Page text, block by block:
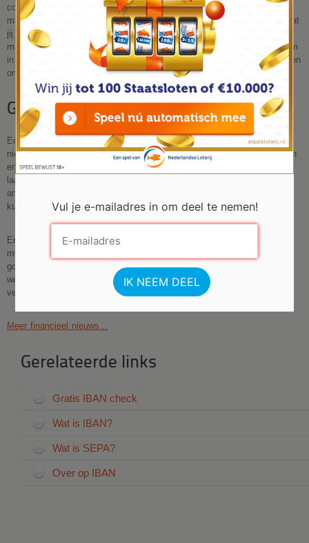
contacten om geld te verdienen. Ze nemen hierbij vaak ook risico's,
maar dit kan zich uiteindelijk uitbetalen in hoge winsten. Als je denkt dat
jij het in je hebt om een succesvolle ondernemer te worden, is dit dé
manier om meer geld te verdienen. Echter kun je er ook voor kiezen om
in andere ondernemingen te investeren. Dit is minder intens dan zelf een
onderneming beginnen, maar er is nog steeds kan op veel winst.
Geld op een spaarrekening zetten
Een spaarrekening is een goede optie als je geld wilt verdienen, maar
niet te veel risico wilt lopen. Op een spaarrekening kun je geld parkeren
en hier rente over ontvangen. Het rendement op een spaarrekening is
laag, maar het is wel een veilige manier om geld te verdienen. Een
ander nadeel van een spaarrekening is dat je er niet zoveel geld mee
kunt verdienen.
Er zijn dus verschillende manieren om meer geld te verdienen. Welke
methode je kiest, hangt af van je eigen situatie en voorkeuren. Bedenk
goed wat voor jou werkt en ga hiermee aan de slag. Wanneer je hard
werkt en slim belegt, zal je merken dat je steeds meer geld kunt
verdienen.
Meer financieel nieuws...
Gerelateerde links
Gratis IBAN check
Wat is IBAN?
Wat is SEPA?
Over op IBAN
Vul je e-mailadres in om deel te nemen!